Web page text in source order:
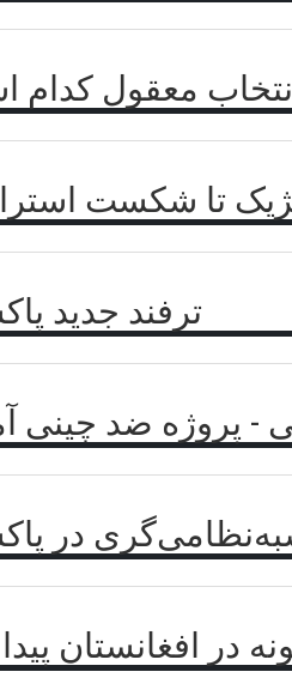
انتخاب معقول
تا شکست
ترفند جدید
- پروژه ضد چینی
در
در افغانستان